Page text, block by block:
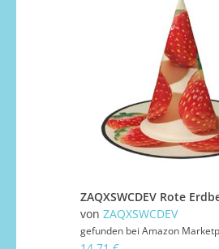
von ZAQXSWCDEV
gefunden bei Amazon